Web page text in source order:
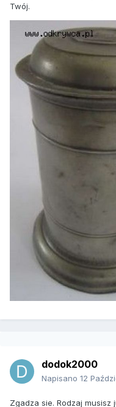
Twój.
dodok2000
Napisano 12
Zgadza sie. Rodzaj musisz